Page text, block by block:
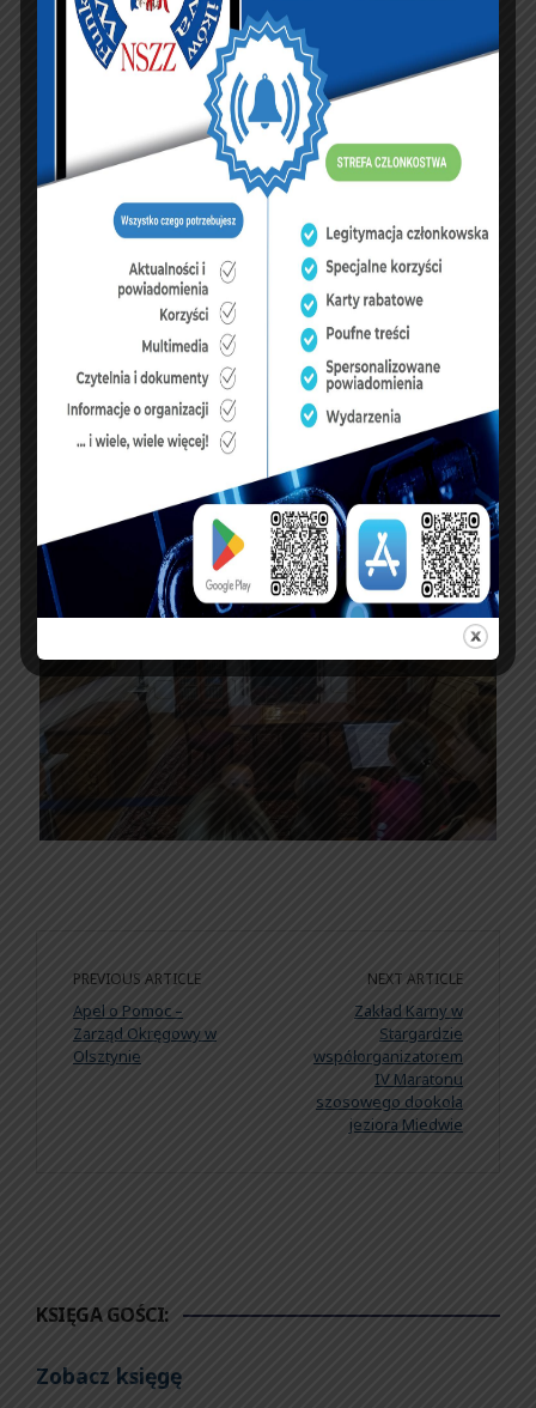
PREVIOUS ARTICLE
Apel o Pomoc –
Zarząd Okręgowy w
Olsztynie
NEXT ARTICLE
Zakład Karny w
Stargardzie
współorganizatorem
IV Maratonu
szosowego dookoła
jeziora Miedwie
KSIĘGA GOŚCI:
Zobacz księgę